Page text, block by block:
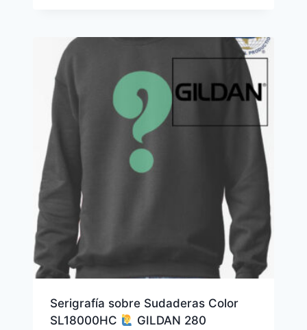
Serigrafía sobre Sudaderas Color
SL18000HC
GILDAN 280